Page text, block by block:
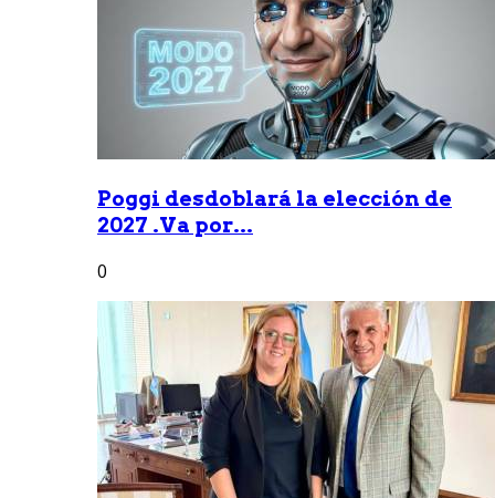
Poggi desdoblará la elección de
2027 .Va por...
0